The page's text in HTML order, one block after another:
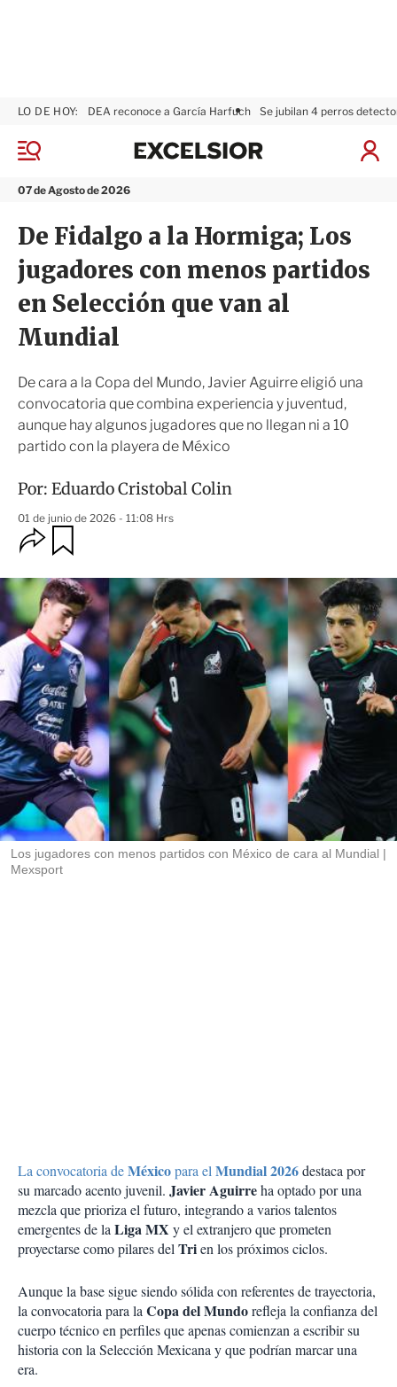
M
n
07 de Agosto de 2026
LO DE HOY: DEA reconoce a García Harfuch Se jubilan 4 perros
I
S
x
s
i
r
De Fidalgo a la Hormiga; Los
jugadores con menos partidos
en Selección que van al
Mundial
De cara a la Copa del Mundo, Javier Aguirre eligió una
convocatoria que combina experiencia y juventud,
aunque hay algunos jugadores que no llegan ni a 10
partido con la playera de México
Por: Eduardo Cristobal Colin
01 de junio de 2026 - 11:08 Hrs
O
p
i
o
n
e
s
d
e
c
o
m
p
a
r
t
i
r
r
d
a
r
Los jugadores con menos partidos con México de cara al Mundial
Mexsport
La convocatoria deMéxicopara elMundial 2026destaca por
su marcado acento juvenil. Javier Aguirreha optado por una
mezcla que prioriza el futuro, integrando a varios talentos
emergentes de laLiga MX y el extranjero que prometen
proyectarse como pilares delTrien los próximos ciclos.
Aunque la base sigue siendo sólida con referentes de trayectoria,
la convocatoria para laCopa del Mundorefleja la confianza del
cuerpo técnico en perfiles que apenas comienzan a escribir su
historia con la Selección Mexicana y que podrían marcar una
era.